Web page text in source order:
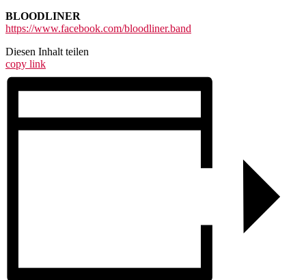
BLOODLINER
https://www.facebook.com/bloodliner.band
Diesen Inhalt teilen
copy link